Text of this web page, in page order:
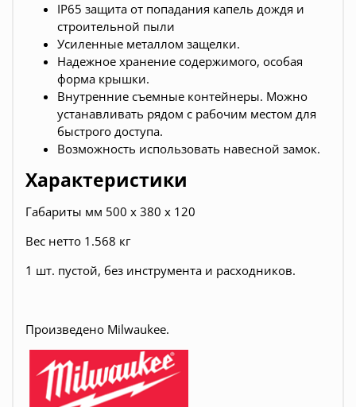
IP65 защита от попадания капель дождя и
строительной пыли
Усиленные металлом защелки.
Надежное хранение содержимого, особая
форма крышки.
Внутренние съемные контейнеры. Можно
устанавливать рядом с рабочим местом для
быстрого доступа.
Возможность использовать навесной замок.
Характеристики
Габариты мм 500 x 380 x 120
Вес нетто 1.568 кг
1 шт. пустой, без инструмента и расходников.
Произведено Milwaukee.